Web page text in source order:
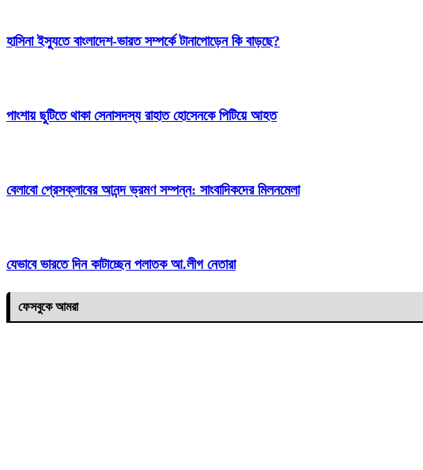
হাসিনা ইস্যুতে বাংলাদেশ-ভারত সম্পর্কে টানাপোড়েন কি বাড়ছে?
পাংশায় ছুটিতে থাকা সেনাসদস্য রাহাত হোসেনকে পিটিয়ে আহত
বেলাবো প্রেসক্লাবের আনন্দ ভ্রমণ সম্পন্ন: সাংবাদিকদের মিলনমেলা
যেভাবে ভারতে দিন কাটাচ্ছেন পলাতক আ.লীগ নেতারা
ফেসবুকে আমরা